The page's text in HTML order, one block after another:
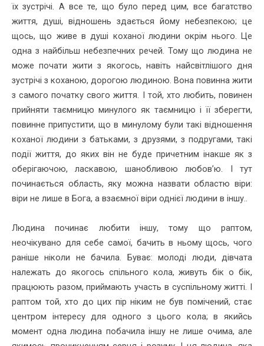
їх зустрічі. А все те, що було перед цим, все багатство
життя, душі, відношень здається йому небезпекою; це
щось, що живе в душі коханої людини окрім нього. Це
одна з найбільш небезпечних речей. Тому що людина не
може почати жити з якогось, навіть найсвітлішого дня
зустрічі з коханою, дорогою людиною. Вона повинна жити
з самого початку свого життя. І той, хто любить, повинен
прийняти таємницю минулого як таємницю і її зберегти,
повинне припустити, що в минулому були такі відношення
коханої людини з батьками, з друзями, з подругами, такі
події життя, до яких він не буде причетним інакше як з
оберігаючою, ласкавою, шанобливою любов’ю. І тут
починається область, яку можна назвати областю віри:
віри не лише в Бога, а взаємної віри однієї людини в іншу..
Людина починає любити іншу, тому що раптом,
неочікувано для себе самої, бачить в ньому щось, чого
раніше ніколи не бачила. Буває: молоді люди, дівчата
належать до якогось спільного кола, живуть бік о бік,
працюють разом, приймають участь в суспільному житті. І
раптом той, хто до цих пір ніким не був помічений, стає
центром інтересу для одного з цього кола; в якийсь
момент одна людина побачила іншу не лише очима, але